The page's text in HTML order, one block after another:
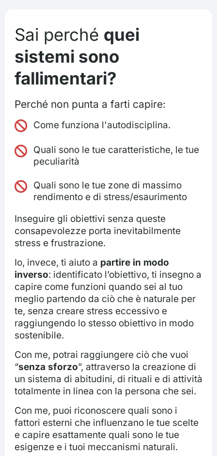
Sai perché quei
sistemi sono
fallimentari?
Perché non punta a farti capire:
Come funziona l'autodisciplina.
Quali sono le tue caratteristiche, le tue
peculiarità
Quali sono le tue zone di massimo
rendimento e di stress/esaurimento
Inseguire gli obiettivi senza queste
consapevolezze porta inevitabilmente
stress e frustrazione.
Io, invece, ti aiuto a partire in modo
inverso: identificato l’obiettivo, ti insegno a
capire come funzioni quando sei al tuo
meglio partendo da ciò che è naturale per
te, senza creare stress eccessivo e
raggiungendo lo stesso obiettivo in modo
sostenibile.
Con me, potrai raggiungere ciò che vuoi
“senza sforzo”, attraverso la creazione di
un sistema di abitudini, di rituali e di attività
totalmente in linea con la persona che sei.
Con me, puoi riconoscere quali sono i
fattori esterni che influenzano le tue scelte
e capire esattamente quali sono le tue
esigenze e i tuoi meccanismi naturali.